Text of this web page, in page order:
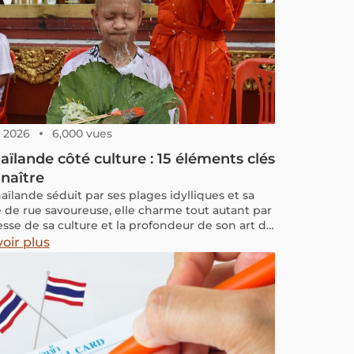
2026 6,000 vues
côté culture : 15 éléments clés
séduit par ses plages idylliques et sa
de rue savoureuse, elle charme tout autant par
de sa culture et la profondeur de son art de
pays, où plus de 95 % de la population est
baigne dans une atmosphère paisible,
de spiritualité, de traditions et d’une
sincère. Ici, la religion n’est pas seulement
elle façonne le quotidien. Des temples
offrandes matinales, en passant par la
délicate des gestes et des mots, chaque
une sagesse transmise de génération en
plus